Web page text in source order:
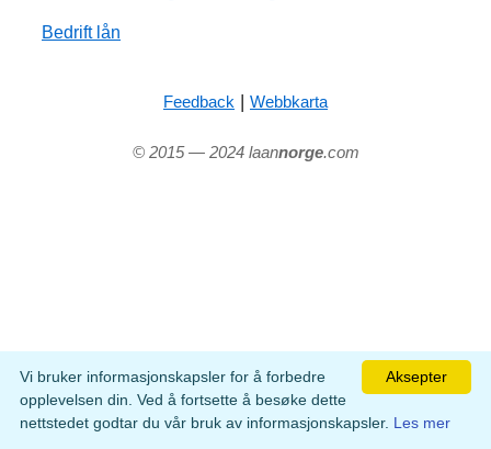
Bedrift lån
Feedback | Webbkarta
© 2015 — 2024 laannorge.com
Aksepter
Vi bruker informasjonskapsler for å forbedre
opplevelsen din. Ved å fortsette å besøke dette
nettstedet godtar du vår bruk av informasjonskapsler. Les mer